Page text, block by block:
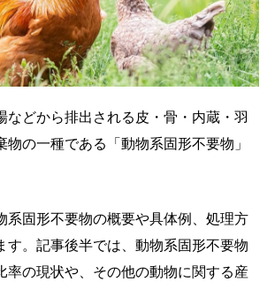
コラム
よくあるご質問
お問い合わせ
などから排出される皮・骨・内蔵・羽
物の一種である「動物系固形不要物」
系固形不要物の概要や具体例、処理方
す。記事後半では、動物系固形不要物
率の現状や、その他の動物に関する産